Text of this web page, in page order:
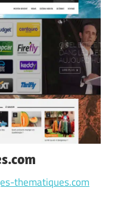
thematiques.com